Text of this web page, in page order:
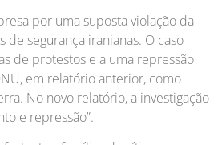
por uma suposta violação da
segurança iranianas. O caso
de protestos e a uma repressão
em relatório anterior, como
No novo relatório, a investigação
e repressão”.